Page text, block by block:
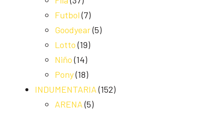
Futbol (7)
Goodyear(5)
Lotto (19)
Niño (14)
Pony(18)
INDUMENTARIA (152)
ARENA (5)